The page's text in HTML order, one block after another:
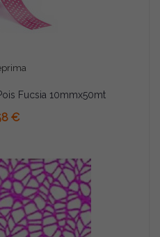
Fucsia 10mmx50mt
€